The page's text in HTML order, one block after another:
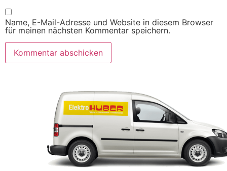
Name, E-Mail-Adresse und Website in diesem Browser
für meinen nächsten Kommentar speichern.